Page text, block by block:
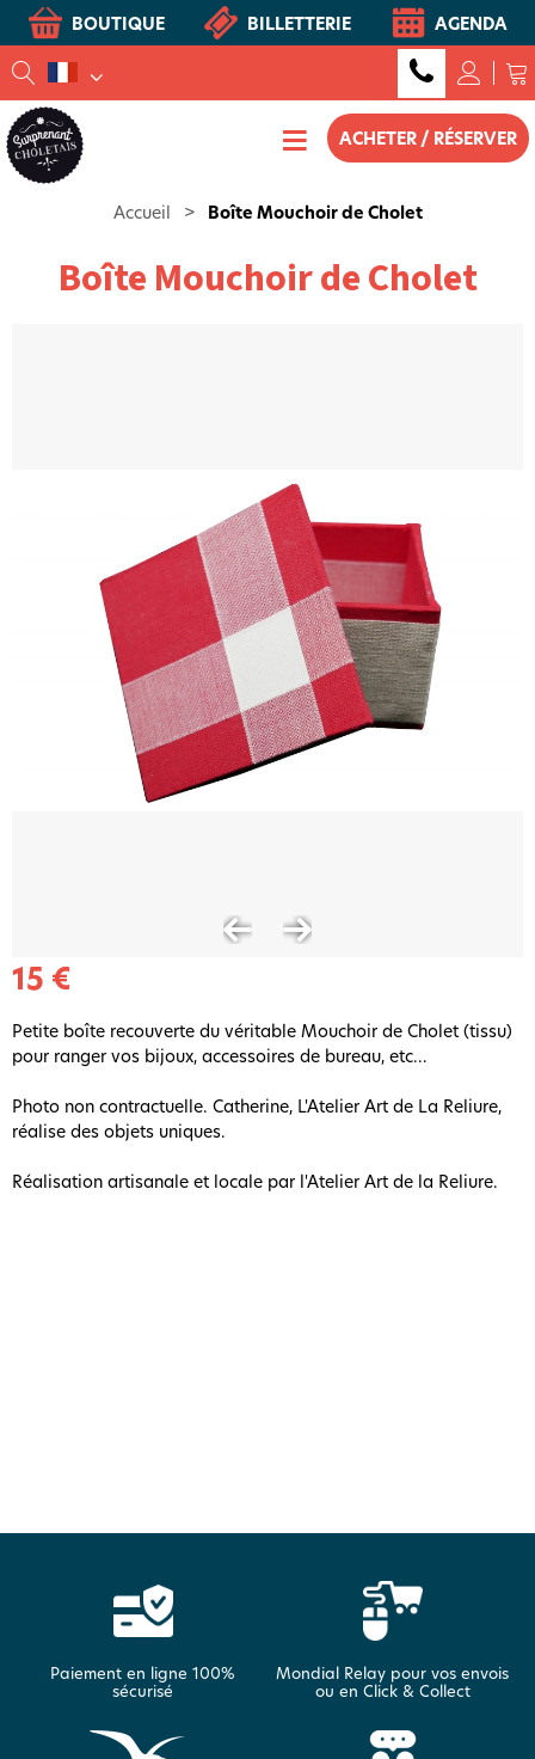
BOUTIQUE BILLETTERIE AGENDA
ACHETER / RÉSERVER
Accueil > Boîte Mouchoir de Cholet
Boîte Mouchoir de Cholet
15 €
Petite boîte recouverte du véritable Mouchoir de Cholet (tissu)
pour ranger vos bijoux, accessoires de bureau, etc...
Photo non contractuelle. Catherine, L'Atelier Art de La Reliure,
réalise des objets uniques.
Réalisation artisanale et locale par l'Atelier Art de la Reliure.
Paiement en ligne 100%
sécurisé
Mondial Relay pour vos envois
ou en Click & Collect